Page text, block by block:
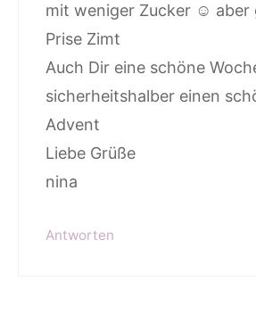
mit weniger Zucker ☺️ aber
Prise Zimt
Auch Dir eine schöne
sicherheitshalber einen
Advent
Liebe Grüße
nina
Antworten